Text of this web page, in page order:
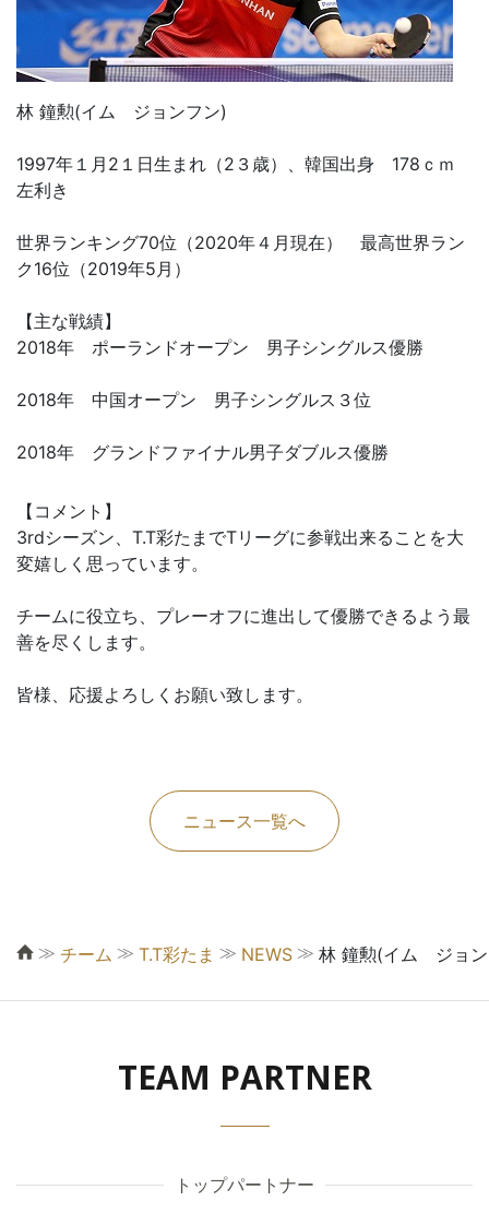
林 鐘勲(イム ジョンフン)
1997年１月2１日生まれ（2３歳）、韓国出身 178ｃｍ
左利き
世界ランキング70位（2020年４月現在） 最高世界ラン
ク16位（2019年5月）
【主な戦績】
2018年 ポーランドオープン 男子シングルス優勝
2018年 中国オープン 男子シングルス３位
2018年 グランドファイナル男子ダブルス優勝
【コメント】
3rdシーズン、T.T彩たまでTリーグに参戦出来ることを大
変嬉しく思っています。
チームに役立ち、プレーオフに進出して優勝できるよう最
善を尽くします。
皆様、応援よろしくお願い致します。
ニュース一覧へ
≫ チーム ≫ T.T彩たま ≫ NEWS ≫ 林 鐘勲(イム ジョン
TEAM PARTNER
トップパートナー